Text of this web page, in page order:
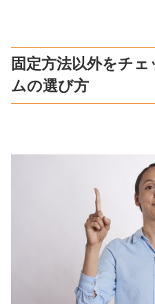
固定方法以外をチ
ムの選び方